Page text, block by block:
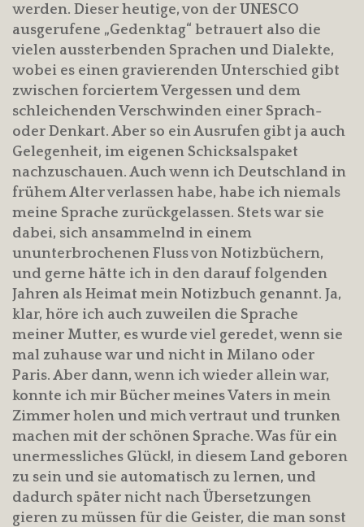
werden. Dieser heutige, von der UNESCO
ausgerufene „Gedenktag“ betrauert also die
vielen aussterbenden Sprachen und Dialekte,
wobei es einen gravierenden Unterschied gibt
zwischen forciertem Vergessen und dem
schleichenden Verschwinden einer Sprach-
oder Denkart. Aber so ein Ausrufen gibt ja auch
Gelegenheit, im eigenen Schicksalspaket
nachzuschauen. Auch wenn ich Deutschland in
frühem Alter verlassen habe, habe ich niemals
meine Sprache zurückgelassen. Stets war sie
dabei, sich ansammelnd in einem
ununterbrochenen Fluss von Notizbüchern,
und gerne hätte ich in den darauf folgenden
Jahren als Heimat mein Notizbuch genannt. Ja,
klar, höre ich auch zuweilen die Sprache
meiner Mutter, es wurde viel geredet, wenn sie
mal zuhause war und nicht in Milano oder
Paris. Aber dann, wenn ich wieder allein war,
konnte ich mir Bücher meines Vaters in mein
Zimmer holen und mich vertraut und trunken
machen mit der schönen Sprache. Was für ein
unermessliches Glück!, in diesem Land geboren
zu sein und sie automatisch zu lernen, und
dadurch später nicht nach Übersetzungen
gieren zu müssen für die Geister, die man sonst